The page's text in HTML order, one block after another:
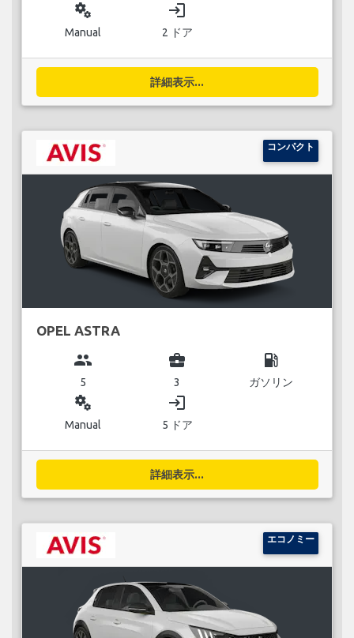
miscellaneous_services
Manual
login
2 ドア
詳細表示...
コンパクト
OPEL ASTRA
group
5
business_center
3
local_gas_station
ガソリン
miscellaneous_services
Manual
login
5 ドア
詳細表示...
エコノミー